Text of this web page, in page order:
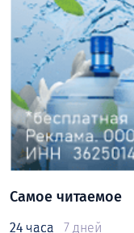
Самое читаемое
24 часа 7 дней